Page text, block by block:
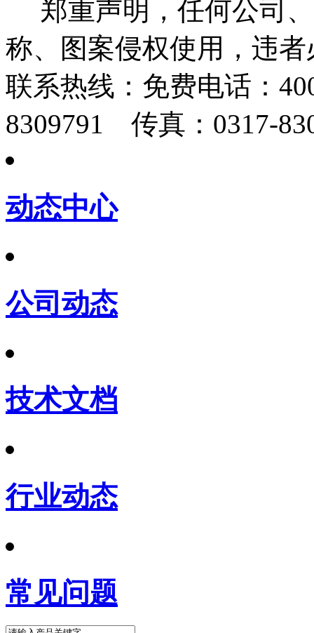
郑重声明，任何公司
称、图案侵权使用，违
联系热线： 免费电话：
8309791 传真：0317-
动态中心
公司动态
技术文档
行业动态
常见问题